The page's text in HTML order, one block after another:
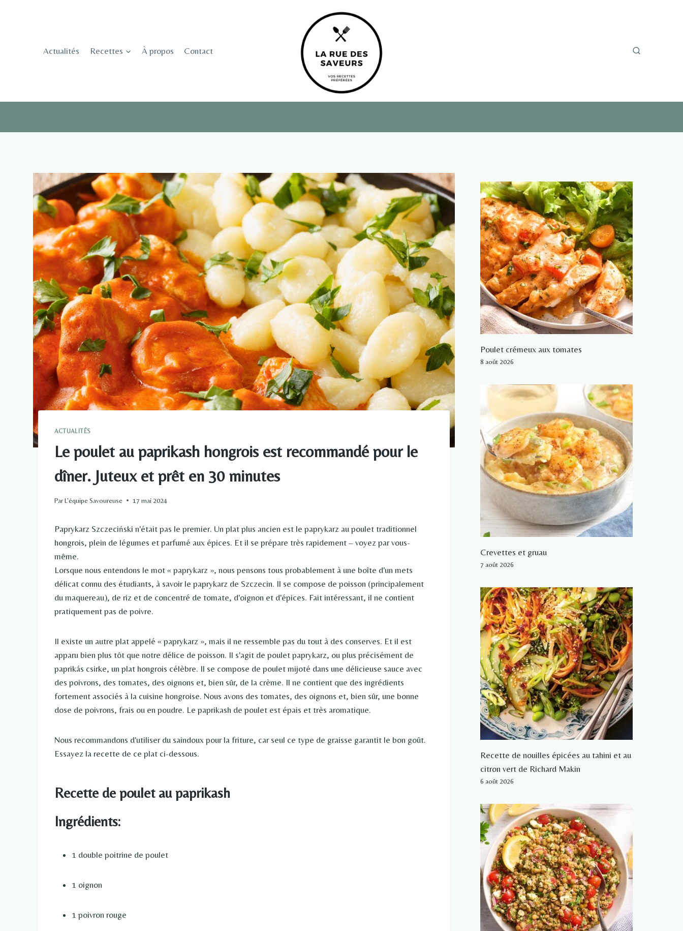
Actualités
Recettes À propos Contact
ACTUALITÉS
Le poulet au paprikash hongrois est recommandé pour le
dîner. Juteux et prêt en 30 minutes
ParL'équipe Savoureuse 17 mai 2024
Paprykarz Szczeciński n'était pas le premier. Un plat plus ancien est le paprykarz au poulet traditionnel
hongrois, plein de légumes et parfumé aux épices. Et il se prépare très rapidement – voyez par vous-
même.
Lorsque nous entendons le mot « paprykarz », nous pensons tous probablement à une boîte d'un mets
délicat connu des étudiants, à savoir le paprykarz de Szczecin. Il se compose de poisson (principalement
du maquereau), de riz et de concentré de tomate, d'oignon et d'épices. Fait intéressant, il ne contient
pratiquement pas de poivre.
Il existe un autre plat appelé « paprykarz », mais il ne ressemble pas du tout à des conserves. Et il est
apparu bien plus tôt que notre délice de poisson. Il s'agit de poulet paprykarz, ou plus précisément de
paprikás csirke, un plat hongrois célèbre. Il se compose de poulet mijoté dans une délicieuse sauce avec
des poivrons, des tomates, des oignons et, bien sûr, de la crème. Il ne contient que des ingrédients
fortement associés à la cuisine hongroise. Nous avons des tomates, des oignons et, bien sûr, une bonne
dose de poivrons, frais ou en poudre. Le paprikash de poulet est épais et très aromatique.
Nous recommandons d'utiliser du saindoux pour la friture, car seul ce type de graisse garantit le bon goût.
Essayez la recette de ce plat ci-dessous.
Recette de poulet au paprikash
Ingrédients:
1 double poitrine de poulet
1 oignon
1 poivron rouge
Poulet crémeux aux tomates
8 août 2026
Crevettes et gruau
7 août 2026
Recette de nouilles épicées au tahini et au
citron vert de Richard Makin
6 août 2026